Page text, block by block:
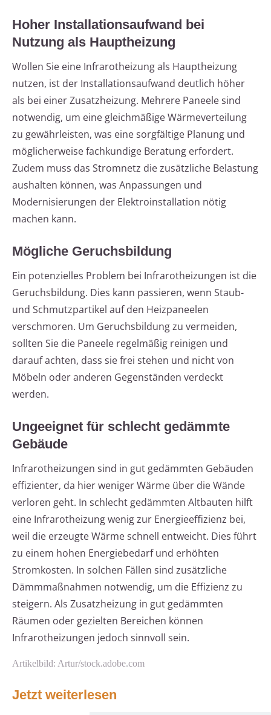
Hoher Installationsaufwand bei
Nutzung als Hauptheizung
Wollen Sie eine Infrarotheizung als Hauptheizung
nutzen, ist der Installationsaufwand deutlich höher
als bei einer Zusatzheizung. Mehrere Paneele sind
notwendig, um eine gleichmäßige Wärmeverteilung
zu gewährleisten, was eine sorgfältige Planung und
möglicherweise fachkundige Beratung erfordert.
Zudem muss das Stromnetz die zusätzliche Belastung
aushalten können, was Anpassungen und
Modernisierungen der Elektroinstallation nötig
machen kann.
Mögliche Geruchsbildung
Ein potenzielles Problem bei Infrarotheizungen ist die
Geruchsbildung. Dies kann passieren, wenn Staub-
und Schmutzpartikel auf den Heizpaneelen
verschmoren. Um Geruchsbildung zu vermeiden,
sollten Sie die Paneele regelmäßig reinigen und
darauf achten, dass sie frei stehen und nicht von
Möbeln oder anderen Gegenständen verdeckt
werden.
Ungeeignet für schlecht gedämmte
Gebäude
Infrarotheizungen sind in gut gedämmten Gebäuden
effizienter, da hier weniger Wärme über die Wände
verloren geht. In schlecht gedämmten Altbauten hilft
eine Infrarotheizung wenig zur Energieeffizienz bei,
weil die erzeugte Wärme schnell entweicht. Dies führt
zu einem hohen Energiebedarf und erhöhten
Stromkosten. In solchen Fällen sind zusätzliche
Dämmmaßnahmen notwendig, um die Effizienz zu
steigern. Als Zusatzheizung in gut gedämmten
Räumen oder gezielten Bereichen können
Infrarotheizungen jedoch sinnvoll sein.
Artikelbild: Artur/stock.adobe.com
Jetzt weiterlesen